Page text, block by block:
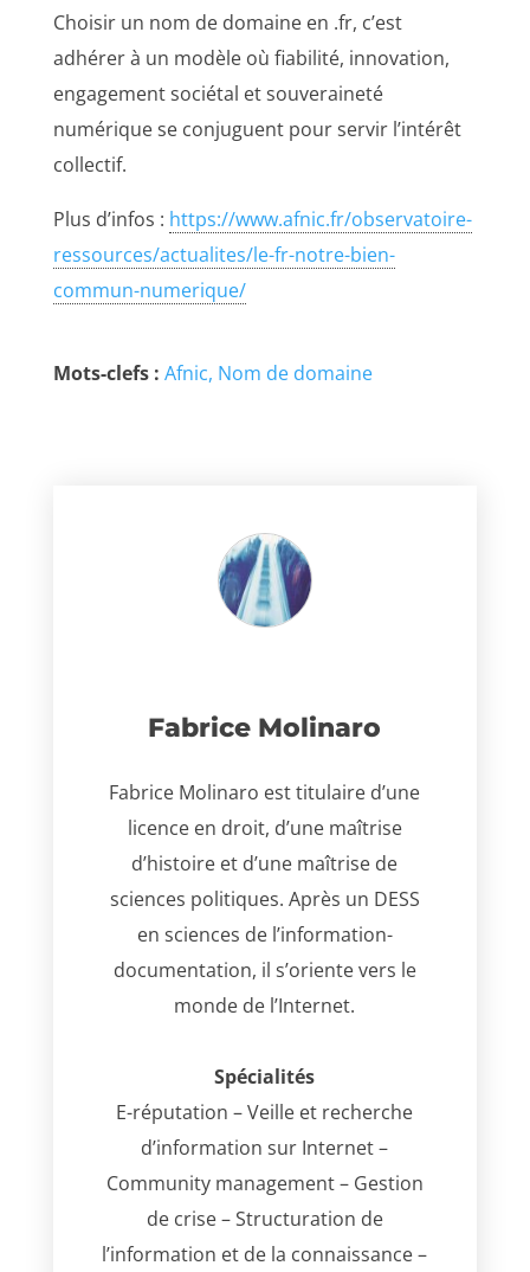
Choisir un nom de domaine en .fr, c’est
adhérer à un modèle où fiabilité, innovation,
engagement sociétal et souveraineté
numérique se conjuguent pour servir l’intérêt
collectif.
Plus d’infos : https://www.afnic.fr/observatoire-
ressources/actualites/le-fr-notre-bien-
commun-numerique/
Mots-clefs : Afnic Nom de domaine
Fabrice Molinaro
Fabrice Molinaro est titulaire d’une
licence en droit, d’une maîtrise
d’histoire et d’une maîtrise de
sciences politiques. Après un DESS
en sciences de l’information-
documentation, il s’oriente vers le
monde de l’Internet.
Spécialités
E-réputation – Veille et recherche
d’information sur Internet –
Community management – Gestion
de crise – Structuration de
l’information et de la connaissance –